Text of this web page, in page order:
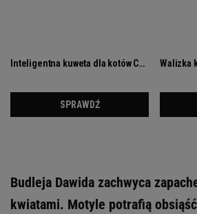
Budleja Dawida zachwyca
kwiatami. Motyle potrafią